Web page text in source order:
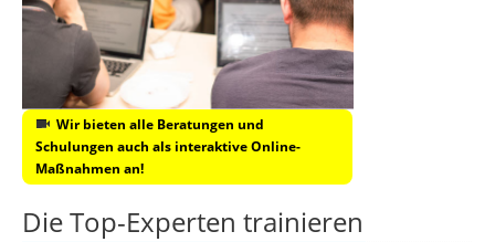
Wir bieten alle Beratungen und
Schulungen auch als interaktive Online-
Maßnahmen an!
Die Top-Experten trainieren